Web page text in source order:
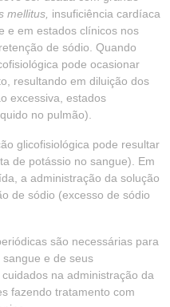
mellitus, insuficiência cardíaca
e em estados clínicos nos
de sódio. Quando
pode ocasionar
resultando em diluição dos
excessiva, estados
no pulmão).
glicofisiológica pode resultar
de potássio no sangue). Em
a administração da solução
de sódio (excesso de sódio
são necessárias para
e de seus
na administração da
fazendo tratamento com